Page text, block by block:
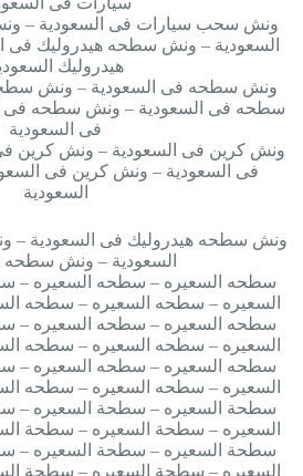
ونش سحب سيارات فى السعودية –
السعودية – ونش سطحه هيدروليك
هيدروليك
ونش سطحه فى السعودية – ونش
سطحه فى السعودية – ونش سطحه فى
فى السعودية
ونش كرين فى السعودية – ونش كرين
فى السعودية – ونش كرين فى
السعودية
ونش سطحه هيدروليك فى السعودية –
السعودية – ونش سطحه
سطحه السعيره – سطحه السعيره –
السعيره – سطحه السعيره – سطحه
سطحه السعيره – سطحه السعيره –
السعيره – سطحه السعيره – سطحه
سطحه السعيره – سطحه السعيره –
السعيره – سطحه السعيره – سطحه
سطحة السعيره – سطحة السعيره –
السعيره – سطحة السعيره – سطحة
سطحة السعيره – سطحة السعيره –
السعيره – سطحة السعيره – سطحة